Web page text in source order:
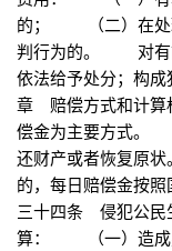
的； （二）在处
判行为的。 对有前
依法给予处分；构
章 赔偿方式和计
偿金为主要方式。
还财产或者恢复
的，每日赔偿金按
三十四条 侵犯公民
算： （一）造成身